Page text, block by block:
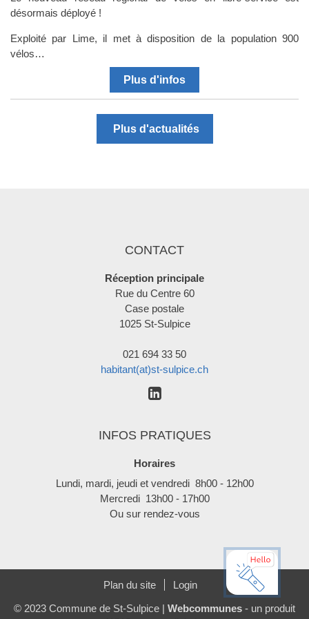
désormais déployé !
Exploité par Lime, il met à disposition de la population 900
vélos…
Plus d'infos
Plus d'actualités
CONTACT
Réception principale
Rue du Centre 60
Case postale
1025 St-Sulpice
021 694 33 50
habitant(at)st-sulpice.ch
INFOS PRATIQUES
Horaires
Lundi, mardi, jeudi et vendredi 8h00 - 12h00
Mercredi 13h00 - 17h00
Ou sur rendez-vous
Plan du site
Login
© 2023 Commune de St-Sulpice | Webcommunes - un produit